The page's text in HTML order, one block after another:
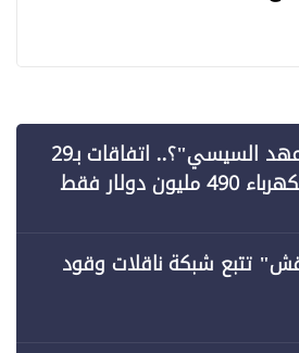
أين ذهبت قروض "عهد السيسي"؟.. اتفاقات بـ29
مليار دولار لقطاع الكهرباء 490 مليون دولار فقط
تتبع شبكة ناقلات وقود